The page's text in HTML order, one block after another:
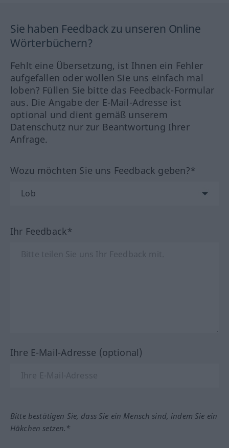
Sie haben Feedback zu unseren Online
Wörterbüchern?
Fehlt eine Übersetzung, ist Ihnen ein Fehler
aufgefallen oder wollen Sie uns einfach mal
loben? Füllen Sie bitte das Feedback-Formular
aus. Die Angabe der E-Mail-Adresse ist
optional und dient gemäß unserem
Datenschutz nur zur Beantwortung Ihrer
Anfrage.
Wozu möchten Sie uns Feedback geben?*
Ihr Feedback*
Ihre E-Mail-Adresse (optional)
Bitte bestätigen Sie, dass Sie ein Mensch sind, indem Sie ein
Häkchen setzen.*